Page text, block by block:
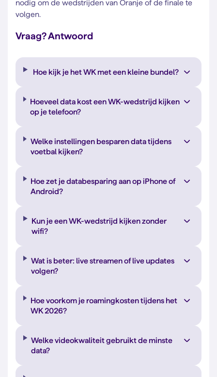
nodig om de wedstrijden van Oranje of de finale te
volgen.
Vraag? Antwoord
Hoe kijk je het WK met een kleine bundel?
Hoeveel data kost een WK-wedstrijd kijken
op je telefoon?
Welke instellingen besparen data tijdens
voetbal kijken?
Hoe zet je databesparing aan op iPhone of
Android?
Kun je een WK-wedstrijd kijken zonder
wifi?
Wat is beter: live streamen of live updates
volgen?
Hoe voorkom je roamingkosten tijdens het
WK 2026?
Welke videokwaliteit gebruikt de minste
data?